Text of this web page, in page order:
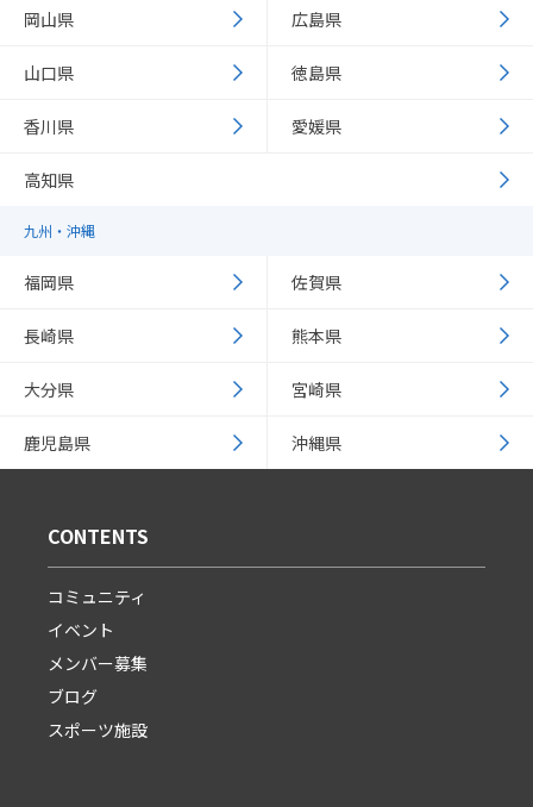
岡山県 広島県
山口県 徳島県
香川県 愛媛県
高知県
九州・沖縄
福岡県 佐賀県
長崎県 熊本県
大分県 宮崎県
鹿児島県 沖縄県
CONTENTS
コミュニティ
イベント
メンバー募集
ブログ
スポーツ施設